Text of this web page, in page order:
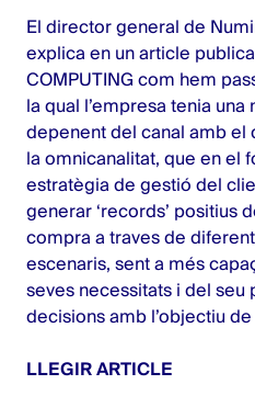
El director general de
explica en un article
COMPUTING com hem
la qual l’empresa tenia
depenent del canal amb el
la omnicanalitat, que en el
estratègia de gestió del
generar ‘records’ positius
compra a traves de
escenaris, sent a més
seves necessitats i del seu
decisions amb l’objectiu
LLEGIR ARTICLE